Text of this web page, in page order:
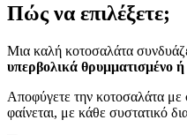
Πώς να επιλέξετε;
Μια καλή κοτοσαλάτα
υπερβολικά θρυμματισμένο
Αποφύγετε την κοτοσαλάτα με
φαίνεται, με κάθε συστατικό